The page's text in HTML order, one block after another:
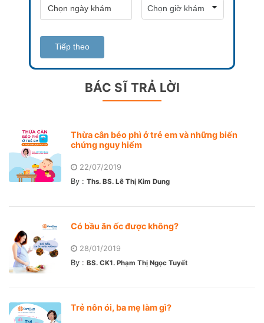
Tiếp theo
BÁC SĨ TRẢ LỜI
Thừa cân béo phì ở trẻ em và những biến
chứng nguy hiểm
22/07/2019
By : Ths. BS. Lê Thị Kim Dung
Có bầu ăn ốc được không?
28/01/2019
By : BS. CK1. Phạm Thị Ngọc Tuyết
Trẻ nôn ói, ba mẹ làm gì?